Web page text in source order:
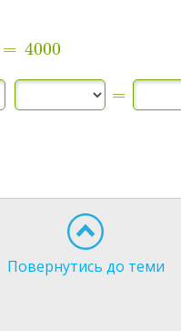
= 4000
=
Повернутись до теми